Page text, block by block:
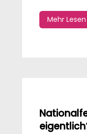
Mehr Lesen